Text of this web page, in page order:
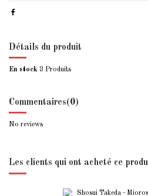
Détails du produit
En stock 3 Produits
Commentaires(0)
No reviews
Les clients qui ont acheté ce